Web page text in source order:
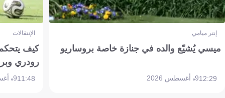
إنتر ميامي
ميسي يُشيّع والده في جنازة خاصة بروساريو
12:299 أغسطس 2026
الإنتقالات
كيف
رودري
11:489 أغسطس 2026